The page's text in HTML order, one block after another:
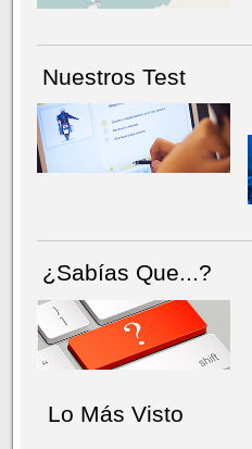
Nuestros Test
¿Sabías Que...?
Lo Más Visto